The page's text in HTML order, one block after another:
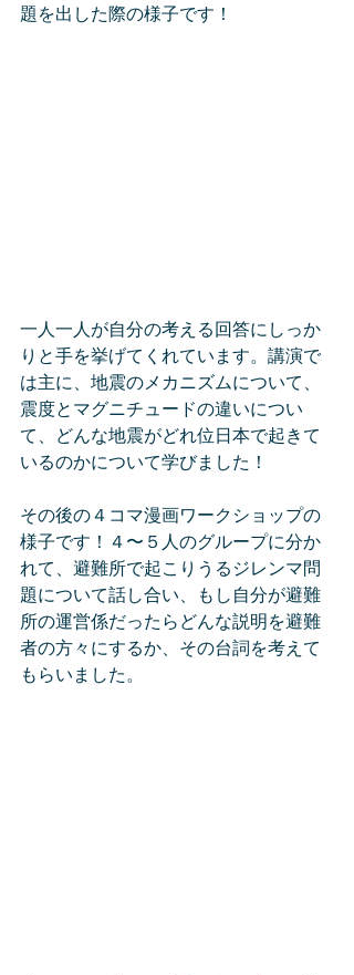
題を出した際の様子です！
一人一人が自分の考える回答にしっか
りと手を挙げてくれています。講演で
は主に、地震のメカニズムについて、
震度とマグニチュードの違いについ
て、どんな地震がどれ位日本で起きて
いるのかについて学びました！
その後の４コマ漫画ワークショップの
様子です！４〜５人のグループに分か
れて、避難所で起こりうるジレンマ問
題について話し合い、もし自分が避難
所の運営係だったらどんな説明を避難
者の方々にするか、その台詞を考えて
もらいました。